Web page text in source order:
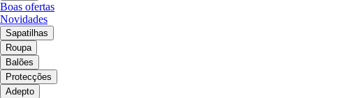
Boas ofertas
Novidades
Sapatilhas
Roupa
Balões
Protecções
Adepto